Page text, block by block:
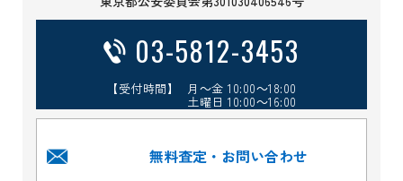
03-5812-3453
【受付時間】 月～金 10:00～18:00
土曜日 10:00～16:00
無料査定・お問い合わせ